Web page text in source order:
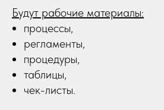
Будут рабочие материалы:
процессы,
регламенты,
процедуры,
таблицы,
чек-листы.